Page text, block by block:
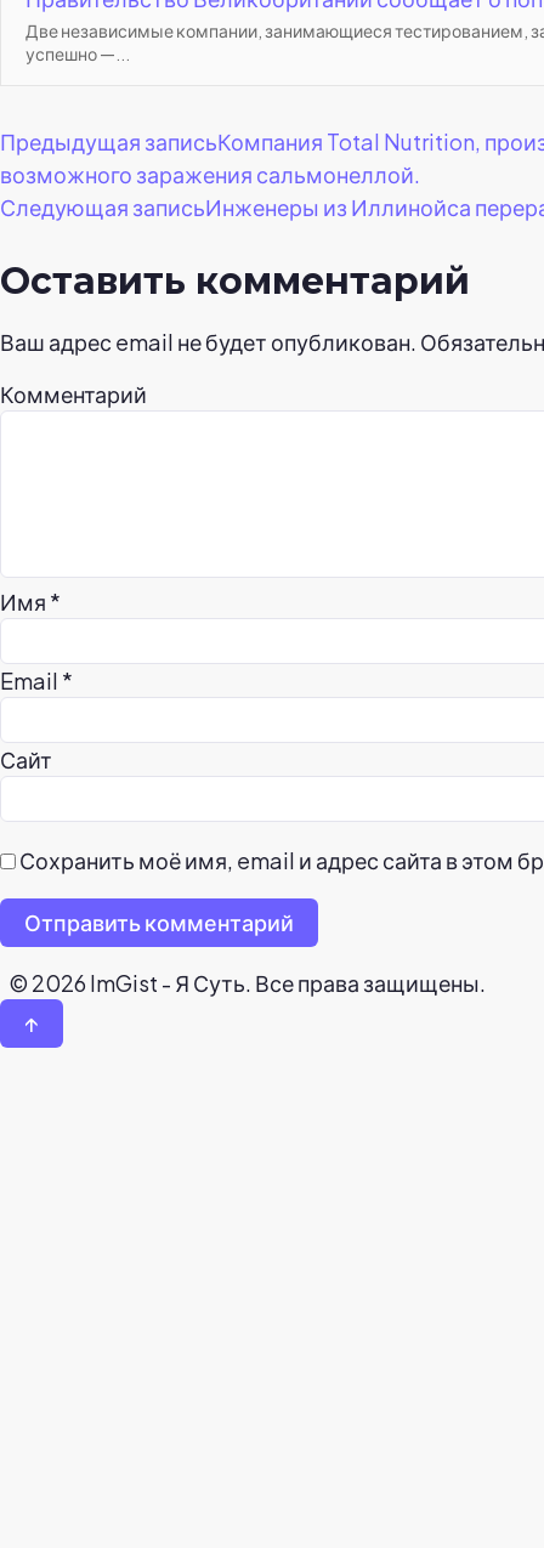
Две независимые компании, занимающиеся тестированием,
успешно —...
Навигация
по
записям
Предыдущая записьКомпания Total Nutrition,
возможного заражения сальмонеллой.
Следующая записьИнженеры из Иллинойса
Оставить комментарий
Ваш адрес email не будет опубликован.
Комментарий
Имя *
Email *
Сайт
Сохранить моё имя, email и адрес сайта в этом
Отправить комментарий
© 2026 ImGist - Я Суть. Все права защищены.
↑